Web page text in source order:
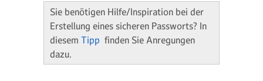
Sie benötigen Hilfe/Inspiration bei der
Erstellung eines sicheren Passworts? In
diesem Tipp finden Sie Anregungen
dazu.